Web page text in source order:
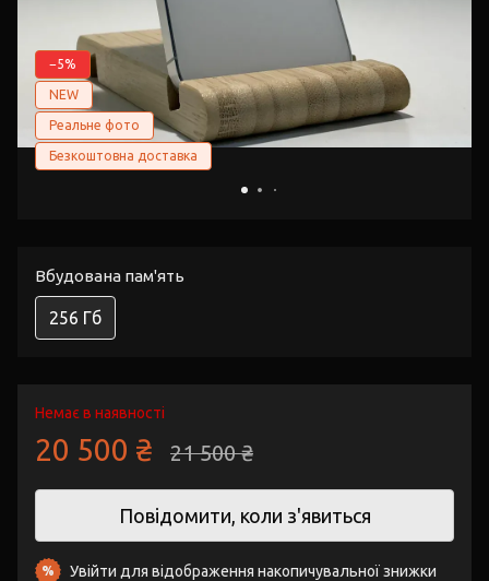
−5%
NEW
Реальне фото
Безкоштовна доставка
Вбудована пам'ять
256 Гб
Немає в наявності
20 500 ₴ 21 500 ₴
Повідомити, коли з'явиться
% Увійти для відображення накопичувальної знижки